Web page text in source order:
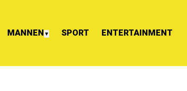
MANNEN ▼ SPORT ENTERTAINMENT